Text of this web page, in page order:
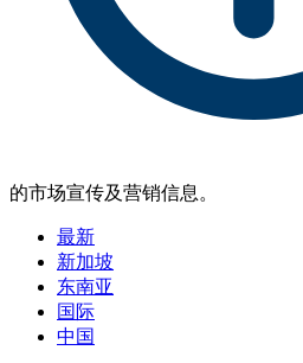
的市场宣传及营销信息。
最新
新加坡
东南亚
国际
中国